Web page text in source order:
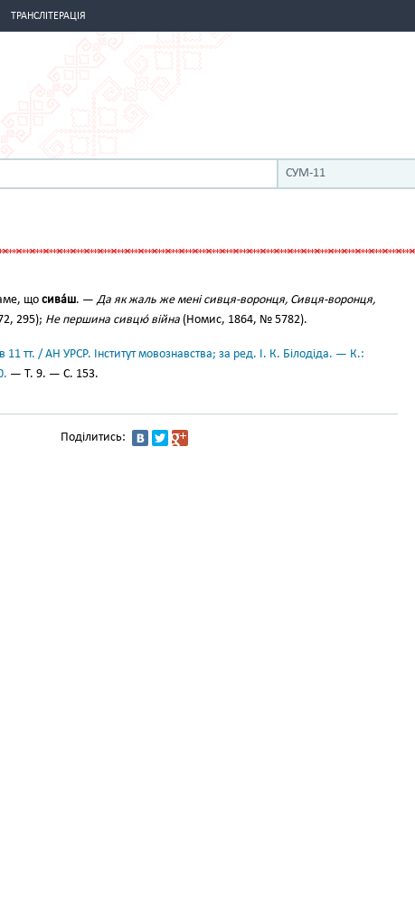
ТРАНСЛІТЕРАЦІЯ
СУМ-11
що сива́ш. —Да як жаль же мені сивця-воронця, Сивця-воронця,
295); Не першина сивцю́ війна (Номис, 1864, № 5782).
11 тт. / АН УРСР. Інститут мовознавства; за ред. І. К. Білодіда. — К.:
— Т. 9. — С. 153.
Поділитись: